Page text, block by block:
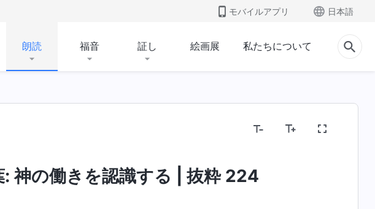
モバイルアプリ 日本語
朗読 福音 証し 絵画展 私たちについて
聖書にまつわる奥義 宗教的観念を暴く 人類の堕落を暴く
: 神の働きを認識する | 抜粋 224